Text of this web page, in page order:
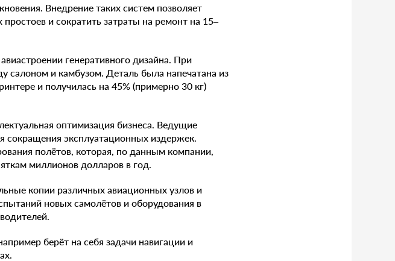
Внедрение таких систем позволяет
и сократить затраты на ремонт на 15–
генеративного дизайна. При
и камбузом. Деталь была напечатана из
и получилась на 45% (примерно 30 кг)
оптимизация бизнеса. Ведущие
сокращения эксплуатационных издержек.
полётов, которая, по данным компании,
миллионов долларов в год.
копии различных авиационных узлов и
новых самолётов и оборудования в
берёт на себя задачи навигации и